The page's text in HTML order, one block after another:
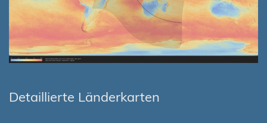
Detaillierte Länderkarten